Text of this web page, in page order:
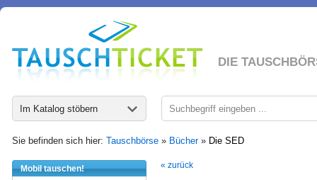
DIE
Im Katalog stöbern
Sie befinden sich hier: Tauschbörse » Bücher» Die SED
Mobil tauschen!
« zurück